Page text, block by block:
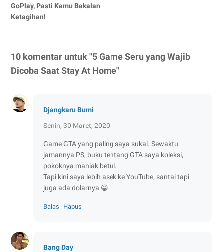
GoPlay, Pasti Kamu Bakalan
Ketagihan!
10 komentar untuk "5 Game Seru yang Wajib
Dicoba Saat Stay At Home"
Djangkaru Bumi
Senin, 30 Maret, 2020
Game GTA yang paling saya sukai. Sewaktu
jamannya PS, buku tentang GTA saya koleksi,
pokoknya maniak betul.
Tapi kini saya lebih asek ke YouTube, santai tapi
juga ada dolarnya 😁
Balas Hapus
Bang Day